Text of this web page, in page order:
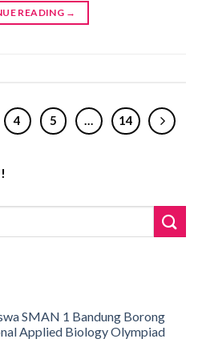
READING →
4 5 … 14
SMAN 1 Bandung Borong
Applied Biology Olympiad